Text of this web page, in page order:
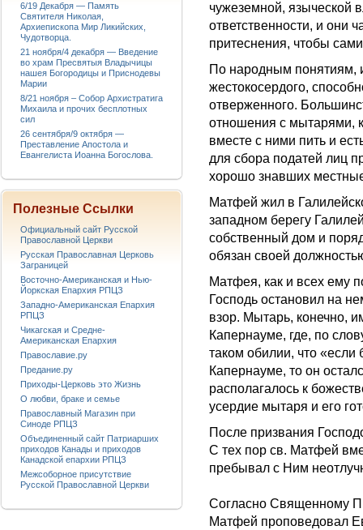
чужеземной, языческой
ответственности, и они
притеснения, чтобы
По народным понятиям,
жестокосердого,
отверженного.
отношения с мытарями,
вместе с ними пить и
для сбора податей лиц
хорошо знавших
Матфей жил в
западном берегу
собственный дом и
обязан своей
Матфея, как и всех ему
Господь остановил на
взор. Мытарь, конечно,
Капернауме, где, по
таком обилии, что
Капернауме, то он
располагалось к
усердие мытаря и его
После призвания
С тех пор св. Матфей
пребывал с Ним
Согласно Священному
Матфей проповедовал
6/19 Декабря — Память
Святителя Николая,
Архиепископа Мир Ликийских,
Чудотворца.
21 ноября/4 декабря — Введение
во храм Пресвятыя Владычицы
нашея Богородицы и Приснодевы
Марии
8/21 ноября – Собор Архистратига
Михаила и прочих бесплотных
сил
26 сентября/9 октября —
Преставление Апостола и
Евангелиста Иоанна Богослова.
Полезные Ссылки
Официальный сайт Русской
Православной Церкви
Русская Православная Церковь
Заграницей
Восточно-Американская и Нью-
Йоркская Епархия РПЦЗ
Западно-Американская Епархия
РПЦЗ
Чикагская и Средне-
Американская Епархия
Православие.ру
Предание.ру
Приходы-Церковь это Жизнь
О любви, браке и семье
Православный Магазин при
Синоде РПЦЗ
Объединенный сайт Патриарших
приходов Канады и приходов
Канадской епархии РПЦЗ
Межсоборное присутствие
Русской Православной Церкви